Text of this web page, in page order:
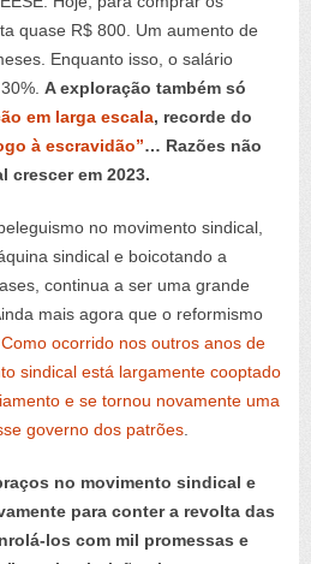
quase R$ 800. Um aumento de
Enquanto isso, o salário
A exploração também só
em larga escala, recorde do
à escravidão”… Razões não
crescer em 2023.
no movimento sindical,
sindical e boicotando a
continua a ser uma grande
mais agora que o reformismo
Como ocorrido nos outros anos de
sindical está largamente cooptado
e se tornou novamente uma
governo dos patrões
no movimento sindical e
para conter a revolta das
los com mil promessas e